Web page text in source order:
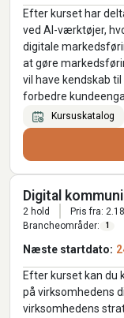
Efter kurset har
ved AI-værktøjer,
digitale
at gøre
vil have kendskab
forbedre
Kursuskatalog
Digital
2 hold Pris fra:
Brancheområder:
1
Næste startdato:
Efter kurset kan
på virksomhedens
virksomhedens